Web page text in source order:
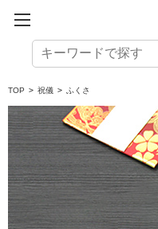
TOP > 祝儀 > ふくさ